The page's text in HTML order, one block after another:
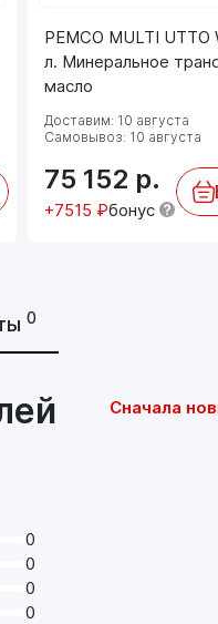
PEMCO MULTI UTTO
л. Минеральное
масло
Доставим: 10 августа
Самовывоз: 10 августа
75 152 р.
+7515 ₽бонус
0
0
0
0
0
Сначала